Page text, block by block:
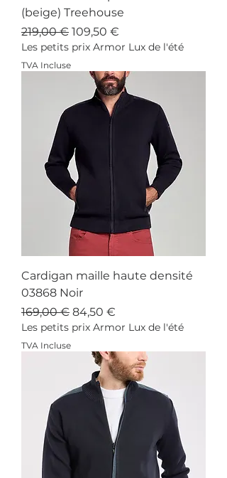
(beige) Treehouse
Prix original
219,00 € Prix promotionnel
109,50 €
Les petits prix Armor Lux de l'été
TVA Incluse
Cardigan maille haute densité
03868 Noir
Prix original
169,00 € Prix promotionnel
84,50 €
Les petits prix Armor Lux de l'été
TVA Incluse